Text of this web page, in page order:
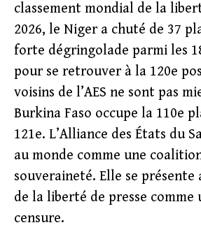
classement mondial de la
2026, le Niger a chuté de 37
forte dégringolade parmi les
pour se retrouver à la 120e
voisins de l’AES ne sont pas
Burkina Faso occupe la 110e
121e. L’Alliance des États du
au monde comme une
souveraineté. Elle se présente
de la liberté de presse comme
censure.